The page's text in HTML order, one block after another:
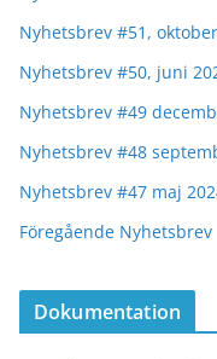
Nyhetsbrev #51,
Nyhetsbrev #50, juni
Nyhetsbrev #49
Nyhetsbrev #48
Nyhetsbrev #47 maj
Föregående Nyhetsbrev
Dokumentation